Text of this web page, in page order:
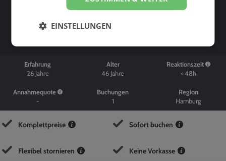
Erfahrung
26 Jahre
Alter
46 Jahre
Reaktionszeit
< 48h
Annahmequote
-
Buchungen
1
Region
Hamburg
Komplettpreise Sofort buchen
Flexibel stornieren Keine Vorkasse
EINSTELLUNGEN